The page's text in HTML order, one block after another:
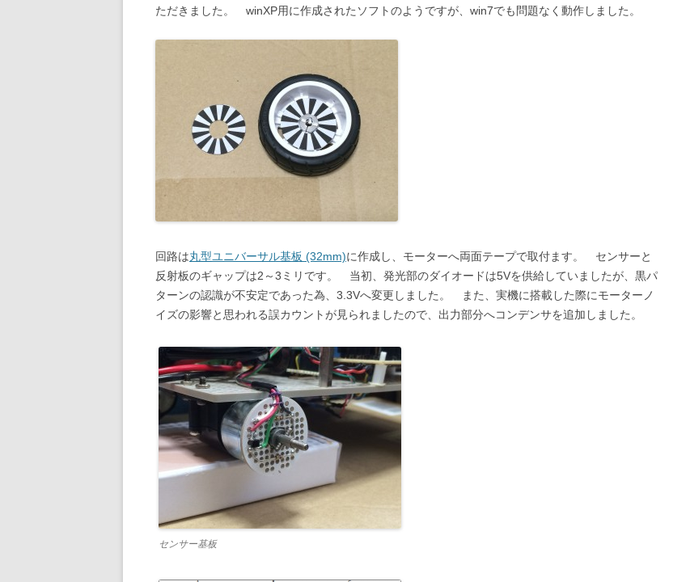
ただきました。 winXP用に作成されたソフトのようですが、win7でも問題なく動作しました。
回路は丸型ユニバーサル基板 (32mm)に作成し、モーターへ両面テープで取付ます。 センサーと
反射板のギャップは2～3ミリです。 当初、発光部のダイオードは5Vを供給していましたが、黒パ
ターンの認識が不安定であった為、3.3Vへ変更しました。 また、実機に搭載した際にモーターノ
イズの影響と思われる誤カウントが見られましたので、出力部分へコンデンサを追加しました。
センサー基板